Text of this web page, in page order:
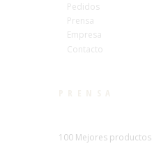
Pedidos
Prensa
Empresa
Contacto
100 Mejores productos